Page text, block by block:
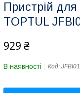
Пристрій
TOPTUL
929 ₴
В наявності Код: